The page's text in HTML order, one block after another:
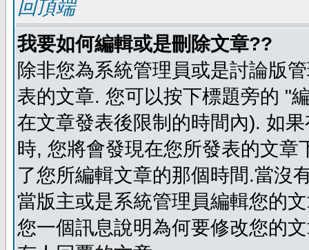
回頂端
我要如何編輯或是刪除文章??
除非您為系統管理員或是討論版
表的文章. 您可以按下標題旁的 "
在文章發表後限制的時間內). 如
時, 您將會發現在您所發表的文
了您所編輯文章的那個時間.當沒
當版主或是系統管理員編輯您的
您一個訊息說明為何要修改您的